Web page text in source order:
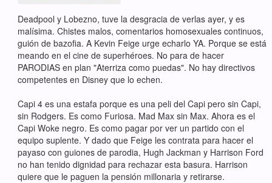
Deadpool y Lobezno, tuve la desgracia de verlas ayer, y es
malísima. Chistes malos, comentarios homosexuales continuos,
guión de bazofia. A Kevin Feige urge echarlo YA. Porque se está
meando en el cine de superhéroes. No para de hacer
PARODIAS en plan "Aterriza como puedas". No hay directivos
competentes en Disney que lo echen.
Capi 4 es una estafa porque es una peli del Capi pero sin Capi,
sin Rodgers. Es como Furiosa. Mad Max sin Max. Ahora es el
Capi Woke negro. Es como pagar por ver un partido con el
equipo suplente. Y dado que Feige les contrata para hacer el
payaso con guiones de parodia, Hugh Jackman y Harrison Ford
no han tenido dignidad para rechazar esta basura. Harrison
quiere que le paguen la pensión millonaria y retirarse.